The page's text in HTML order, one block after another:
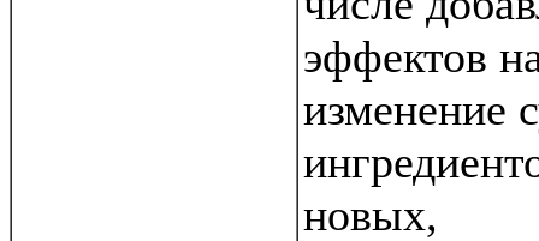
эффектов
изменение
новых,